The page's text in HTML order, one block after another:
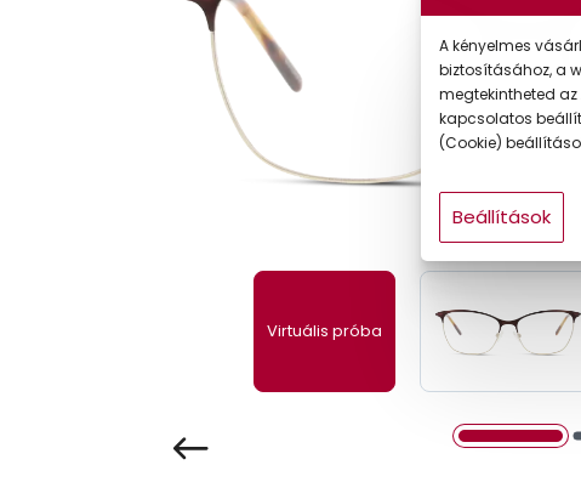
Gyermek
Virtuális próba
A kényelmes
biztosításához, a
megtekintheted az
kapcsolatos
(Cookie)
Beállítások